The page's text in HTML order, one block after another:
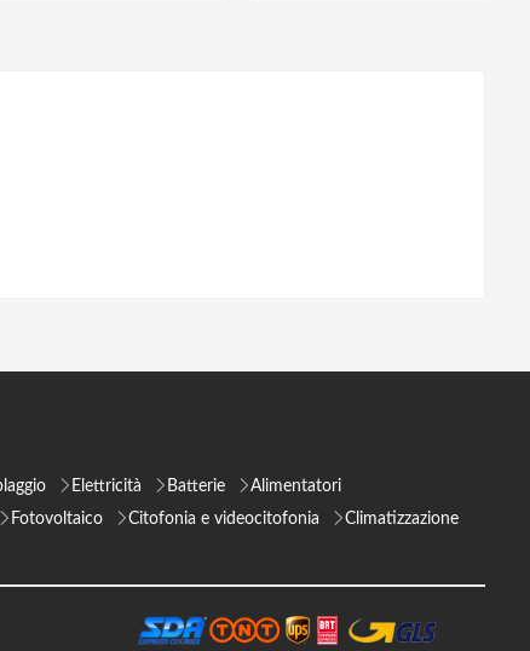
Elettricità Batterie
Alimentatori
Fotovoltaico Citofonia e videocitofonia
Climatizzazione